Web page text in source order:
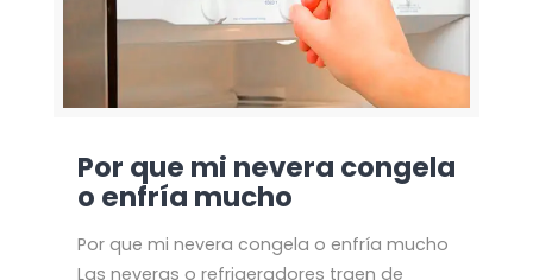
Por que mi nevera congela
o enfría mucho
Por que mi nevera congela o enfría mucho
Las neveras o refrigeradores traen de